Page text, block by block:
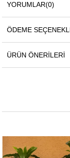
YORUMLAR(0)
ÖDEME
ÜRÜN ÖNERILERI
%20